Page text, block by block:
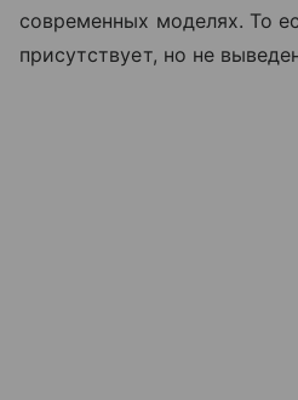
современных моделях. То
присутствует, но не